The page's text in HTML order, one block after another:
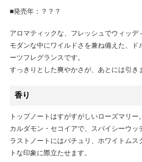
■発売年：？？？
アロマティックな、フレッシュでウィッデ
モダンな中にワイルドさを兼ね備えた、ド
ーツフレグランスです。
すっきりとした爽やかさが、あとには引き
香り
トップノートはすがすがしいローズマリー
カルダモン・セコイアで、スパイシーウッ
ラストノートにはパチュリ、ホワイトムス
トな印象に際立たせます。